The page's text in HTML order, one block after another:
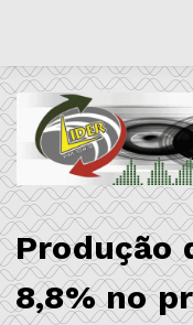
Produção
8,8% no